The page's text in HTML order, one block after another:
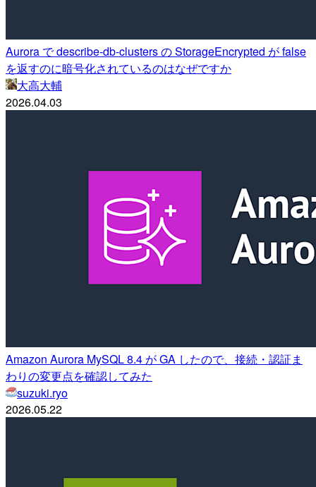
Aurora で describe-db-clusters の StorageEncrypted が false
を返すのに暗号化されているのはなぜですか
大高大輔
2026.04.03
Amazon Aurora MySQL 8.4 が GA したので、接続・認証ま
わりの変更点を確認してみた
suzuki.ryo
2026.05.22